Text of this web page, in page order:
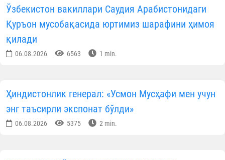
Ўзбекистон мусулмонлари идораси
Матбуот хизмати